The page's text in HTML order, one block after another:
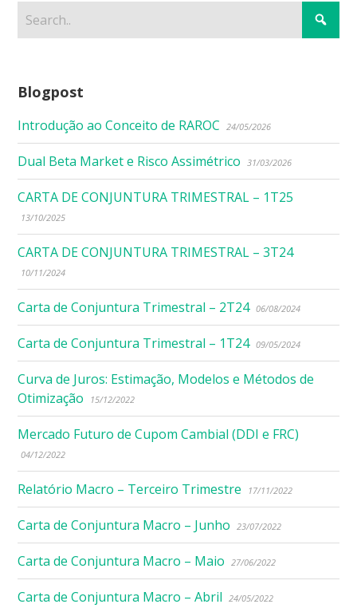
Blogpost
Introdução ao Conceito de RAROC 24/05/2026
Dual Beta Market e Risco Assimétrico 31/03/2026
CARTA DE CONJUNTURA TRIMESTRAL – 1T25
13/10/2025
CARTA DE CONJUNTURA TRIMESTRAL – 3T24
10/11/2024
Carta de Conjuntura Trimestral – 2T24 06/08/2024
Carta de Conjuntura Trimestral – 1T24 09/05/2024
Curva de Juros: Estimação, Modelos e Métodos de
Otimização
15/12/2022
Mercado Futuro de Cupom Cambial (DDI e FRC)
04/12/2022
Relatório Macro – Terceiro Trimestre 17/11/2022
Carta de Conjuntura Macro – Junho 23/07/2022
Carta de Conjuntura Macro – Maio 27/06/2022
Carta de Conjuntura Macro – Abril 24/05/2022